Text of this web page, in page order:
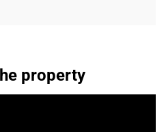
property